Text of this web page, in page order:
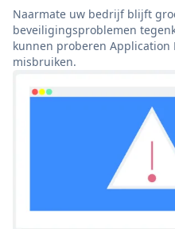
Naarmate uw bedrijf blijft
beveiligingsproblemen
kunnen proberen Application
misbruiken.